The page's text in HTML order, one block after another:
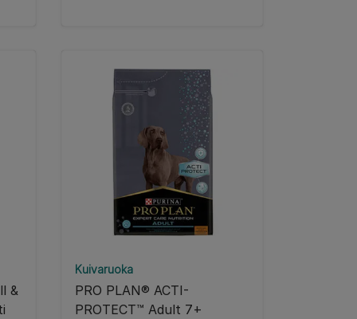
&
Kuivaruoka
PRO PLAN® ACTI-
PROTECT™ Adult 7+